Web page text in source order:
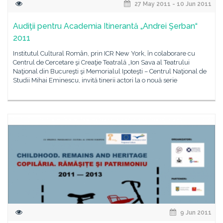
27 May 2011 - 10 Jun 2011
Audiţii pentru Academia Itinerantă „Andrei Şerban“
2011
Institutul Cultural Român, prin ICR New York, în colaborare cu
Centrul de Cercetare şi Creaţie Teatrală „Ion Sava al Teatrului
Naţional din Bucureşti şi Memorialul Ipoteşti – Centrul Naţional de
Studii Mihai Eminescu, invită tinerii actori la o nouă serie
9 Jun 2011